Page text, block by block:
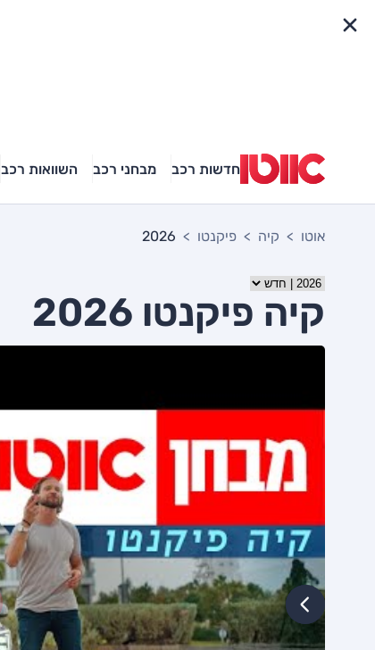
חדשות רכב מבחני רכב השוואות רכב
אוטו קיה פיקנטו 2026
קיה פיקנטו 2026